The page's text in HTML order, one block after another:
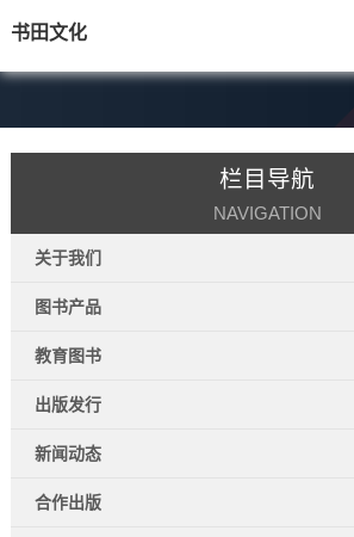
书田文化
栏目导航
NAVIGATION
关于我们
图书产品
教育图书
出版发行
新闻动态
合作出版